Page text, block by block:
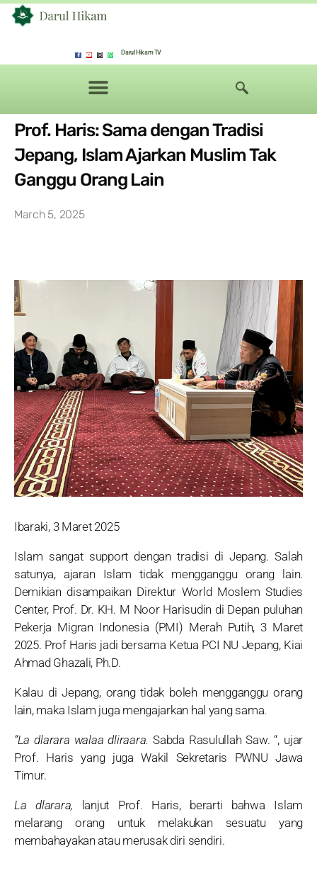
Darul Hikam TV
Prof. Haris: Sama dengan Tradisi
Jepang, Islam Ajarkan Muslim Tak
Ganggu Orang Lain
March 5, 2025
Ibaraki, 3 Maret 2025
Islam sangat support dengan tradisi di Jepang. Salah
satunya, ajaran Islam tidak mengganggu orang lain.
Demikian disampaikan Direktur World Moslem Studies
Center, Prof. Dr. KH. M Noor Harisudin di Depan puluhan
Pekerja Migran Indonesia (PMI) Merah Putih, 3 Maret
2025. Prof Haris jadi bersama Ketua PCI NU Jepang, Kiai
Ahmad Ghazali, Ph.D.
Kalau di Jepang, orang tidak boleh mengganggu orang
lain, maka Islam juga mengajarkan hal yang sama.
“La dlarara walaa dliraara. Sabda Rasulullah Saw. “, ujar
Prof. Haris yang juga Wakil Sekretaris PWNU Jawa
Timur.
La dlarara, lanjut Prof. Haris, berarti bahwa Islam
melarang orang untuk melakukan sesuatu yang
membahayakan atau merusak diri sendiri.